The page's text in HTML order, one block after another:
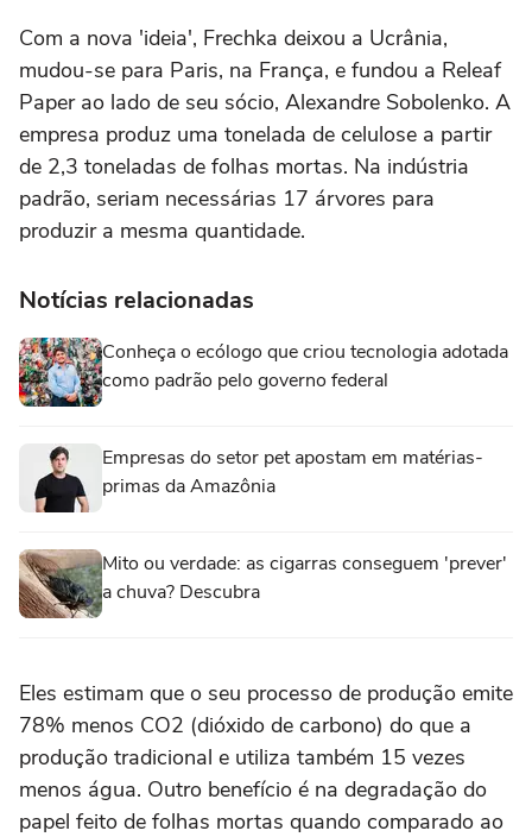
Com a nova 'ideia', Frechka deixou a Ucrânia,
mudou-se para Paris, na França, e fundou a Releaf
Paper ao lado de seu sócio, Alexandre Sobolenko. A
empresa produz uma tonelada de celulose a partir
de 2,3 toneladas de folhas mortas. Na indústria
padrão, seriam necessárias 17 árvores para
produzir a mesma quantidade.
Notícias relacionadas
Conheça o ecólogo que criou tecnologia adotada
como padrão pelo governo federal
Empresas do setor pet apostam em matérias-
primas da Amazônia
Mito ou verdade: as cigarras conseguem 'prever'
a chuva? Descubra
Eles estimam que o seu processo de produção emite
78% menos CO2 (dióxido de carbono) do que a
produção tradicional e utiliza também 15 vezes
menos água. Outro benefício é na degradação do
papel feito de folhas mortas quando comparado ao